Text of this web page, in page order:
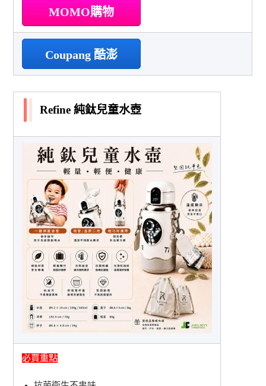
MOMO購物
Coupang 酷澎
Refine 純鈦兒童水壺
必買重點